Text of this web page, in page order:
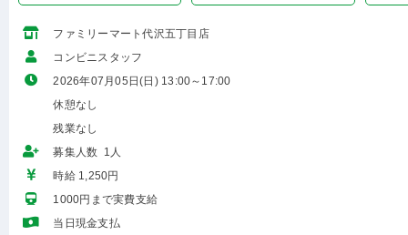
ファミリーマート代沢五丁目店
コンビニスタッフ
2026年07月05日(日) 13:00～17:00
休憩なし
残業なし
募集人数 1人
時給 1,250円
1000円まで実費支給
当日現金支払